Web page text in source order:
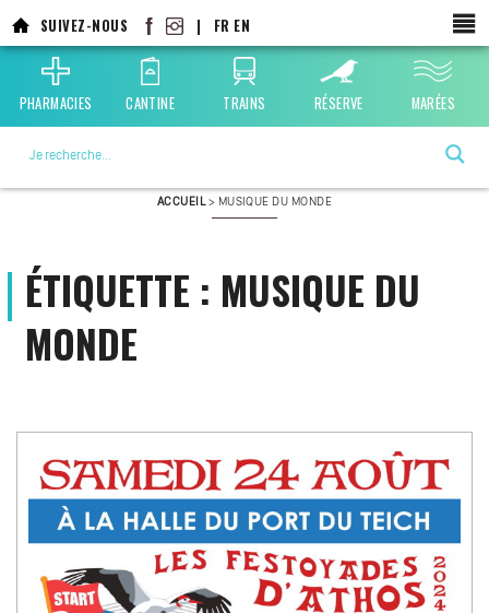
au
contenu
principal
SUIVEZ-NOUS | FR EN
PHARMACIES CANTINE TRAINS RÉSERVE MARÉES
ACCUEIL> MUSIQUE DU MONDE
ÉTIQUETTE : MUSIQUE DU
MONDE